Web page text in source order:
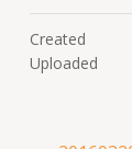
Created
Uploaded